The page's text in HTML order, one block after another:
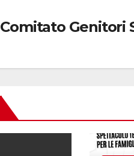
Comitato Genitori